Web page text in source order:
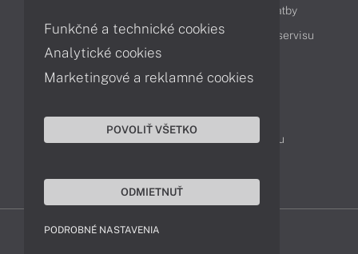
Možnosti doručenia a platby
Podpora a servis
Servisné služby Cenník servisu
Kontakty
043 4224 771
Obchodné oddelenie
Reklamácia tovaru
Funkčné a technické cookies
Analytické cookies
Marketingové a reklamné cookies
POVOLIŤ VŠETKO
ODMIETNUŤ
PODROBNÉ NASTAVENIA